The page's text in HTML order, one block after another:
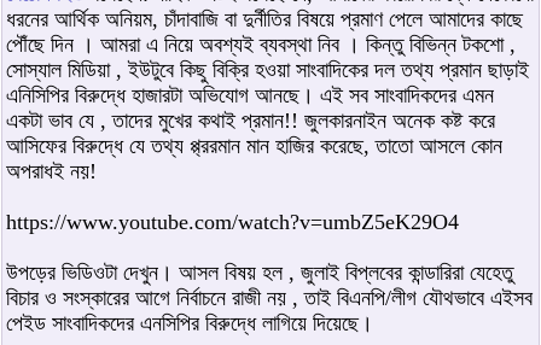
ধরনের আর্থিক অনিয়ম, চাঁদাবাজি বা দুর্নীতির বিষয়ে প্রমাণ পেলে আমাদের কাছে
পৌঁছে দিন । আমরা এ নিয়ে অবশ্যই ব্যবস্থা নিব । কিন্তু বিভিন্ন টকশো ,
সোস্যাল মিডিয়া , ইউটুবে কিছু বিক্রি হওয়া সাংবাদিকের দল তথ্য প্রমান ছাড়াই
এনিসিপির বিরুদ্ধে হাজারটা অভিযোগ আনছে। এই সব সাংবাদিকদের এমন
একটা ভাব যে , তাদের মুখের কথাই প্রমান!! জুলকারনাইন অনেক কষ্ট করে
আসিফের বিরুদ্ধে যে তথ্য প্প্ররমান মান হাজির করেছে, তাতো আসলে কোন
অপরাধই নয়!
https://www.youtube.com/watch?v=umbZ5eK29O4
উপড়ের ভিডিওটা দেখুন। আসল বিষয় হল , জুলাই বিপ্লবের কান্ডারিরা যেহেতু
বিচার ও সংস্কারের আগে নির্বাচনে রাজী নয় , তাই বিএনপি/লীগ যৌথভাবে এইসব
পেইড সাংবাদিকদের এনসিপির বিরুদ্ধে লাগিয়ে দিয়েছে।